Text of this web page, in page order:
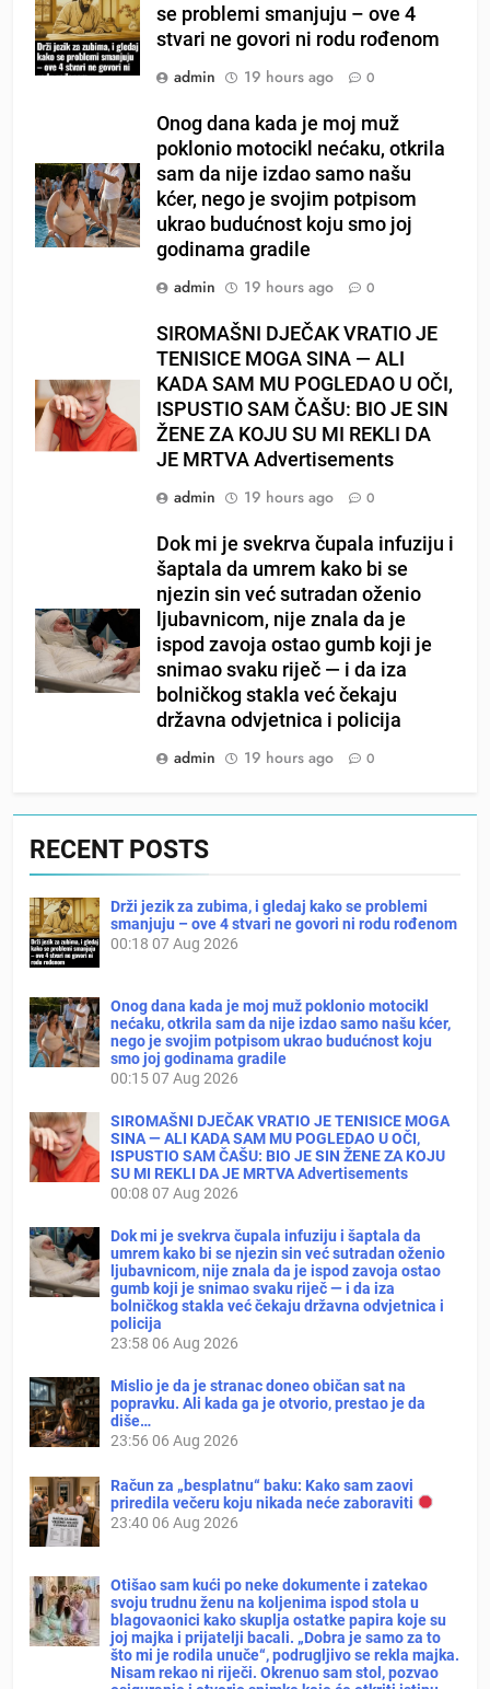
se problemi smanjuju – ove 4
stvari ne govori ni rodu rođenom
admin
19 hours ago 0
Onog dana kada je moj muž
poklonio motocikl nećaku, otkrila
sam da nije izdao samo našu
kćer, nego je svojim potpisom
ukrao budućnost koju smo joj
godinama gradile
admin
19 hours ago 0
SIROMAŠNI DJEČAK VRATIO JE
TENISICE MOGA SINA — ALI
KADA SAM MU POGLEDAO U OČI,
ISPUSTIO SAM ČAŠU: BIO JE SIN
ŽENE ZA KOJU SU MI REKLI DA
JE MRTVA Advertisements
admin
19 hours ago 0
Dok mi je svekrva čupala infuziju i
šaptala da umrem kako bi se
njezin sin već sutradan oženio
ljubavnicom, nije znala da je
ispod zavoja ostao gumb koji je
snimao svaku riječ — i da iza
bolničkog stakla već čekaju
državna odvjetnica i policija
admin
19 hours ago 0
RECENT POSTS
Drži jezik za zubima, i gledaj kako se problemi
smanjuju – ove 4 stvari ne govori ni rodu rođenom
00:18 07 Aug 2026
Onog dana kada je moj muž poklonio motocikl
nećaku, otkrila sam da nije izdao samo našu kćer,
nego je svojim potpisom ukrao budućnost koju
smo joj godinama gradile
00:1507 Aug 2026
SIROMAŠNI DJEČAK VRATIO JE TENISICE MOGA
SINA — ALI KADA SAM MU POGLEDAO U OČI,
ISPUSTIO SAM ČAŠU: BIO JE SIN ŽENE ZA KOJU
SU MI REKLI DA JE MRTVA Advertisements
00:08 07 Aug 2026
Dok mi je svekrva čupala infuziju i šaptala da
umrem kako bi se njezin sin već sutradan oženio
ljubavnicom, nije znala da je ispod zavoja ostao
gumb koji je snimao svaku riječ — i da iza
bolničkog stakla već čekaju državna odvjetnica i
policija
23:58 06 Aug 2026
Mislio je da je stranac doneo običan sat na
popravku. Ali kada ga je otvorio, prestao je da
diše…
23:56 06 Aug 2026
Račun za „besplatnu“ baku: Kako sam zaovi
priredila večeru koju nikada neće zaboraviti
23:40 06 Aug 2026
Otišao sam kući po neke dokumente i zatekao
svoju trudnu ženu na koljenima ispod stola u
blagovaonici kako skuplja ostatke papira koje su
joj majka i prijatelji bacali. „Dobra je samo za to
što mi je rodila unuče“, podrugljivo se rekla majka.
Nisam rekao ni riječi. Okrenuo sam stol, pozvao